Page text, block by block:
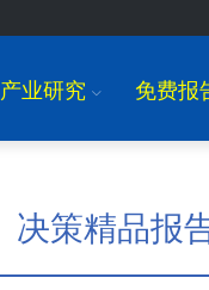
产业研究 I 免费报
决策精品报